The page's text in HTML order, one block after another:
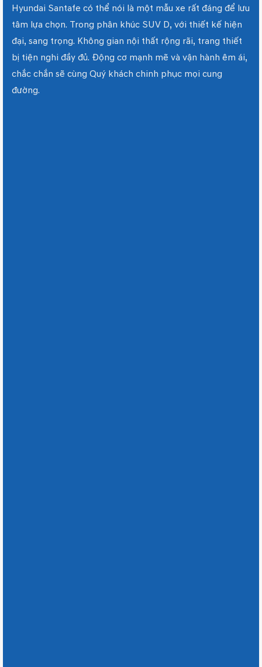
Hyundai Santafe có thể nói là một mẫu xe rất đáng để lưu
tâm lựa chọn. Trong phân khúc SUV D, với thiết kế hiện
đại, sang trọng. Không gian nội thất rộng rãi, trang thiết
bị tiện nghi đầy đủ. Động cơ mạnh mẽ và vận hành êm ái,
chắc chắn sẽ cùng Quý khách chinh phục mọi cung
đường.